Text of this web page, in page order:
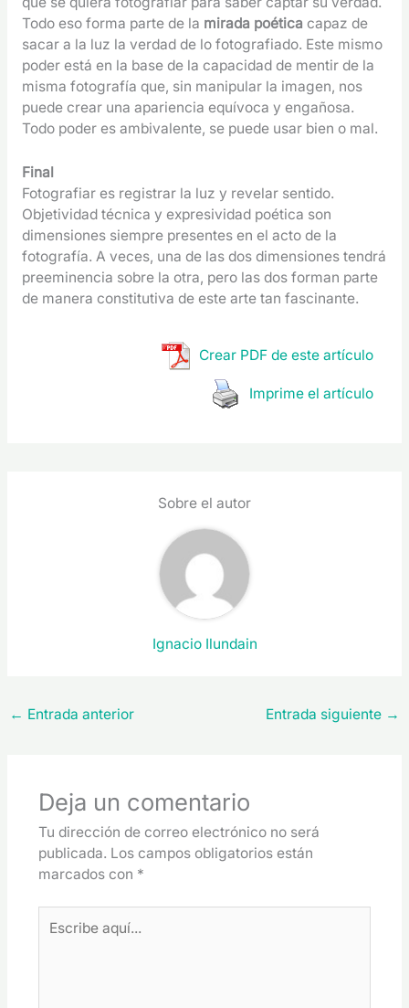
Todo eso forma parte de la mirada poética capaz de
sacar a la luz la verdad de lo fotografiado. Este mismo
poder está en la base de la capacidad de mentir de la
misma fotografía que, sin manipular la imagen, nos
puede crear una apariencia equívoca y engañosa.
Todo poder es ambivalente, se puede usar bien o mal.
Final
Fotografiar es registrar la luz y revelar sentido.
Objetividad técnica y expresividad poética son
dimensiones siempre presentes en el acto de la
fotografía. A veces, una de las dos dimensiones tendrá
preeminencia sobre la otra, pero las dos forman parte
de manera constitutiva de este arte tan fascinante.
Crear PDF de este artículo
Imprime el artículo
Sobre el autor
Ignacio Ilundain
← Entrada anterior Entrada siguiente →
Deja un comentario
Tu dirección de correo electrónico no será
publicada. Los campos obligatorios están
marcados con *
aquí...